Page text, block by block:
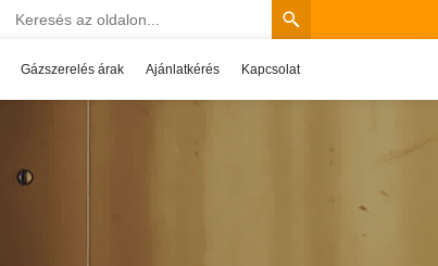
Gázszerelés árak Ajánlatkérés Kapcsolat